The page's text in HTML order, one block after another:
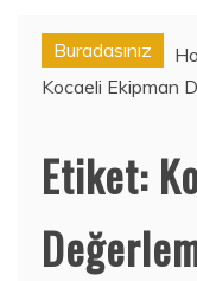
Buradasınız
Kocaeli Ekipman
Etiket: